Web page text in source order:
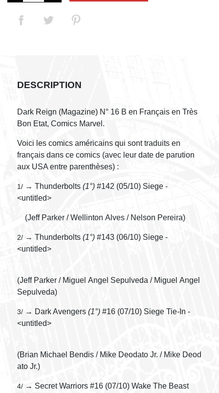
DESCRIPTION
Dark Reign (Magazine) N° 16 B en Français en Très
Bon Etat, Comics Marvel.
Voici les comics américains qui sont traduits en
français dans ce comics (avec leur date de parution
aux USA entre parenthèses) :
1/ → Thunderbolts (1°) #142 (05/10) Siege -
<untitled>
(Jeff Parker / Wellinton Alves / Nelson Pereira)
2/ → Thunderbolts (1°) #143 (06/10) Siege -
<untitled>
(Jeff Parker / Miguel Angel Sepulveda / Miguel Angel
Sepulveda)
3/ → Dark Avengers (1°) #16 (07/10) Siege Tie-In -
<untitled>
(Brian Michael Bendis / Mike Deodato Jr. / Mike Deod
ato Jr.)
4/ → Secret Warriors #16 (07/10) Wake The Beast